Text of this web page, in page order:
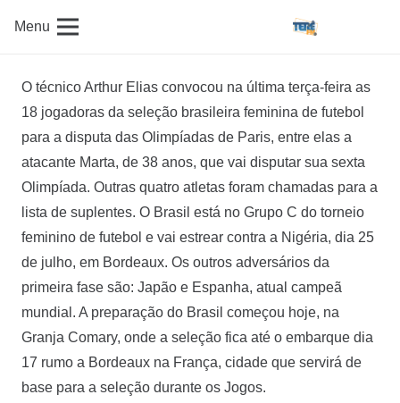
Menu
O técnico Arthur Elias convocou na última terça-feira as
18 jogadoras da seleção brasileira feminina de futebol
para a disputa das Olimpíadas de Paris, entre elas a
atacante Marta, de 38 anos, que vai disputar sua sexta
Olimpíada. Outras quatro atletas foram chamadas para a
lista de suplentes. O Brasil está no Grupo C do torneio
feminino de futebol e vai estrear contra a Nigéria, dia 25
de julho, em Bordeaux. Os outros adversários da
primeira fase são: Japão e Espanha, atual campeã
mundial. A preparação do Brasil começou hoje, na
Granja Comary, onde a seleção fica até o embarque dia
17 rumo a Bordeaux na França, cidade que servirá de
base para a seleção durante os Jogos.